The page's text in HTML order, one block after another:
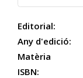
Editorial:
Any d'edició:
Matèria
ISBN: